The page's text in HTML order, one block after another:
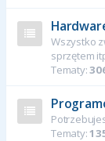
Wszystko
sprzętem
Tematy:
Tematy: